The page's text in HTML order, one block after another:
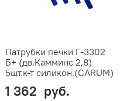
Патрубки печки Г-3302
Б+ (дв.Камминс 2,8)
5шт.к-т силикон.(CARUM)
1 362 руб.